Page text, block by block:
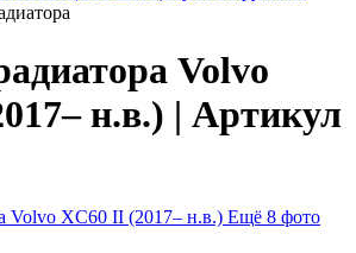
Volvo
н.в.) | Артикул
Ещё 8 фото